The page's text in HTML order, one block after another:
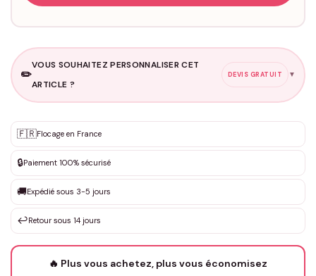
✏️
VOUS SOUHAITEZ PERSONNALISER CET
ARTICLE ?
DEVIS GRATUIT ▼
✨ Personnalisation sur mesure
DEVIS GRATUIT · Personnalisation de 3 à 10€ selon la demande
Que souhaitez-vous ?*
Votre texte / idée*
🇫🇷Flocage en France
🔒Paiement 100% sécurisé
🚚Expédié sous 3-5 jours
↩️Retour sous 14 jours
🔥 Plus vous achetez, plus vous économisez